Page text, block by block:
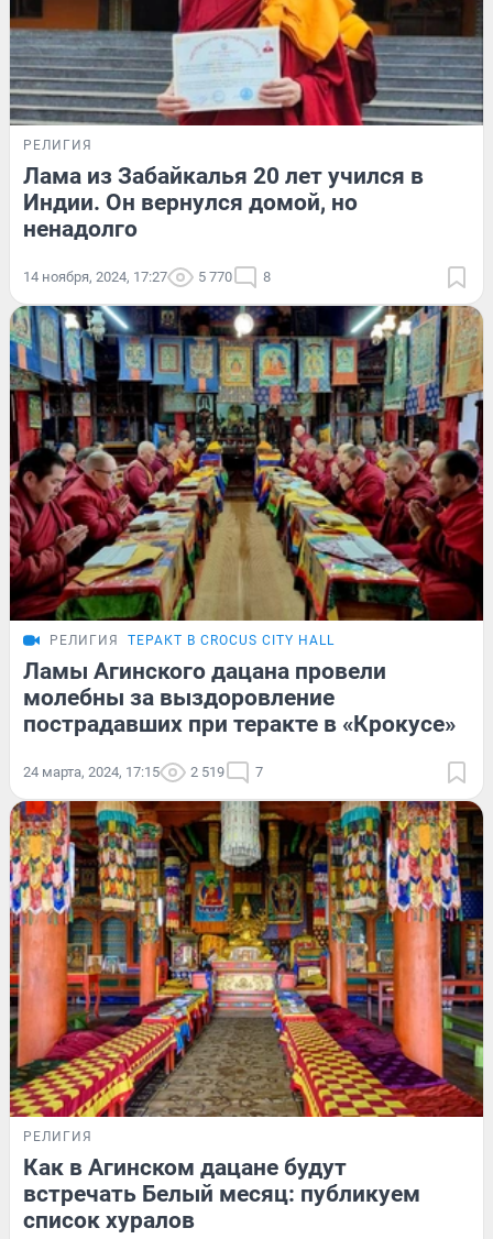
РЕЛИГИЯ
Лама из Забайкалья 20 лет учился в
Индии. Он вернулся домой, но
ненадолго
14 ноября, 2024, 17:27 5 770 8
РЕЛИГИЯ ТЕРАКТ В CROCUS CITY HALL
Ламы Агинского дацана провели
молебны за выздоровление
пострадавших при теракте в «Крокусе»
24 марта, 2024, 17:15 2 519 7
РЕЛИГИЯ
Как в Агинском дацане будут
встречать Белый месяц: публикуем
список хуралов